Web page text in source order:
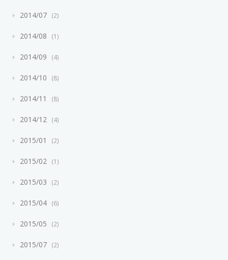
2014/07 2
2014/08 1
2014/09 4
2014/10 8
2014/11 8
2014/12 4
2015/01 2
2015/02 1
2015/03 2
2015/04 6
2015/05 2
2015/07 2